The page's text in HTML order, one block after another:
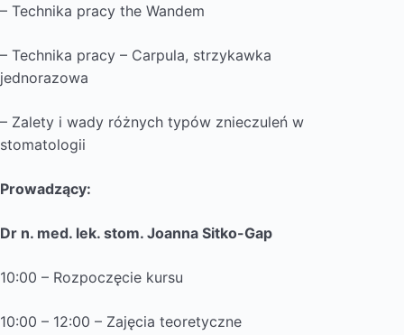
– Technika pracy the Wandem
– Technika pracy – Carpula, strzykawka
jednorazowa
– Zalety i wady różnych typów znieczuleń w
stomatologii
Prowadzący:
Dr n. med. lek. stom. Joanna Sitko-Gap
10:00 – Rozpoczęcie kursu
10:00 – 12:00 – Zajęcia teoretyczne